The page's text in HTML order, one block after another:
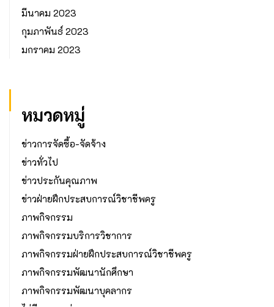
มีนาคม 2023
กุมภาพันธ์ 2023
มกราคม 2023
หมวดหมู่
ข่าวการจัดซื้อ-จัดจ้าง
ข่าวทั่วไป
ข่าวประกันคุณภาพ
ข่าวฝ่ายฝึกประสบการณ์วิชาชีพครู
ภาพกิจกรรม
ภาพกิจกรรมบริการวิชาการ
ภาพกิจกรรมฝ่ายฝึกประสบการณ์วิชาชีพครู
ภาพกิจกรรมพัฒนานักศึกษา
ภาพกิจกรรมพัฒนาบุคลากร